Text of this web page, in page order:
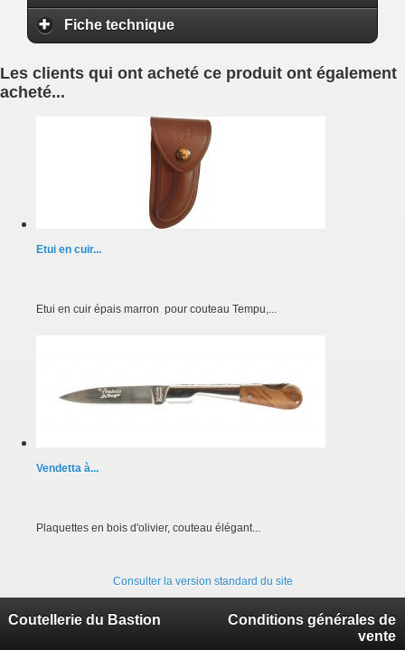
Fiche technique
Les clients qui ont acheté ce produit ont également
acheté...
Etui en cuir...
Etui en cuir épais marron pour couteau Tempu,...
Vendetta à...
Plaquettes en bois d'olivier, couteau élégant...
Consulter la version standard du site
Coutellerie du Bastion
Conditions générales de
vente